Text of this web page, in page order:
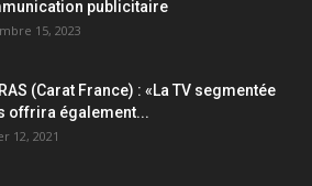
publicitaire
15, 2023
(Carat France) : «La TV segmentée
offrira également...
12, 2021